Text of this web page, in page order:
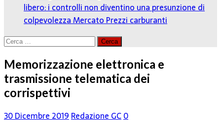
libero: i controlli non diventino una presunzione di
colpevolezzaMercato Prezzi carburanti
Ricerca
Memorizzazione elettronica e
trasmissione telematica dei
corrispettivi
30 Dicembre 2019 Redazione GC0